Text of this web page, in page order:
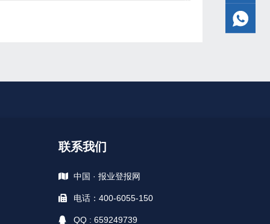
联系我们
中国 · 报业登报网
电话：400-6055-150
QQ : 659249739